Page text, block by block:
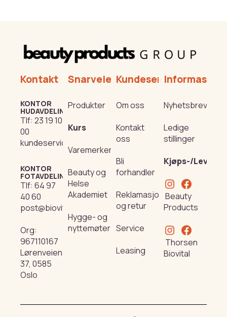
Kontakt
KONTOR
HUDAVDELING
Tlf: 23 19 10
00
kundeservice@beautyproducts.no
KONTOR
FOTAVDELING
Tlf: 64 97
40 60
post@biovital.no
Org:
967110167
Lørenveien
37, 0585
Oslo
Snarveier
Produkter
Kurs
Varemerker
Beauty og
Helse
Akademiet
Hygge- og
nyttemøter
Kundeservice
Om oss
Kontakt
oss
Bli
forhandler
Reklamasjon
og retur
Service
Leasing
Informasjon
Nyhetsbrev
Ledige
stillinger
Kjøps-/
Beauty
Products
Thorsen
Biovital